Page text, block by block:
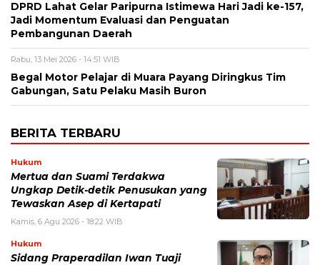
DPRD Lahat Gelar Paripurna Istimewa Hari Jadi ke-157,
Jadi Momentum Evaluasi dan Penguatan
Pembangunan Daerah
Rabu, 13 Mei 2026 - 14:51 WIB
Begal Motor Pelajar di Muara Payang Diringkus Tim
Gabungan, Satu Pelaku Masih Buron
BERITA TERBARU
Hukum
Mertua dan Suami Terdakwa
Ungkap Detik-detik Penusukan yang
Tewaskan Asep di Kertapati
Kamis, 6 Agu 2026 - 18:22 WIB
Hukum
Sidang Praperadilan Iwan Tuaji